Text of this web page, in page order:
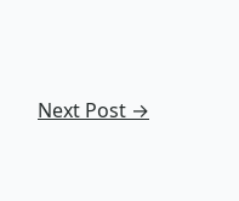
Next Post →